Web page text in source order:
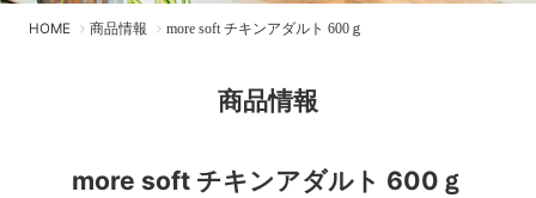
HOME 商品情報 more soft チキンアダルト 600ｇ
商品情報
more soft チキンアダルト 600ｇ